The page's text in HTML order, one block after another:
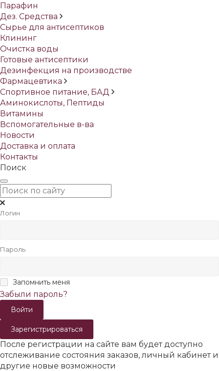
Парафин
Дез. Средства
Сырье для антисептиков
Клининг
Очистка воды
Готовые антисептики
Дезинфекция на производстве
Фармацевтика
Спортивное питание, БАД
Аминокислоты, Пептиды
Витамины
Вспомогательные в-ва
Новости
Доставка и оплата
Контакты
Поиск
Логин
Пароль
Запомнить меня
Забыли пароль?
Зарегистрироваться
После регистрации на сайте вам будет доступно
отслеживание состояния заказов, личный кабинет и
другие новые возможности